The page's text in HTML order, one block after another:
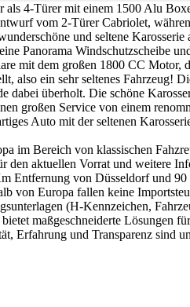
4-Türer mit einem 1500 Alu
vom 2-Türer Cabriolet,
und seltene
Panorama Windschutzscheibe
mit dem großen 1800 CC Motor,
also ein sehr seltenes Fahrzeug!
überholt. Die schöne
großen Service von einem
Auto mit der seltenen
Bereich von klassischen
aktuellen Vorrat und weitere
Entfernung von Düsseldorf und
von Europa fallen keine
(H-Kennzeichen,
maßgeschneiderte Lösungen
Erfahrung und Transparenz sind